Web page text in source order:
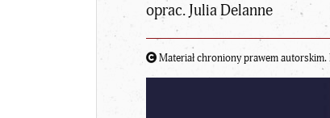
oprac. Julia Delanne
Materiał chroniony prawem autorskim.